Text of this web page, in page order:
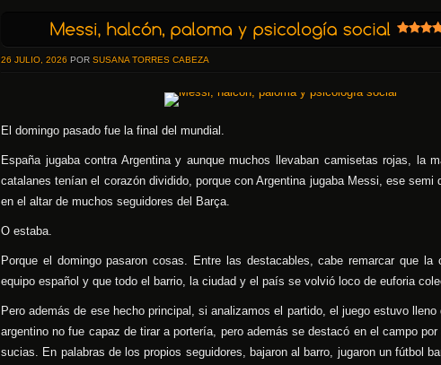
26 JULIO, 2026 POR SUSANA TORRES CABEZA
El domingo pasado fue la final del mundial.
España jugaba contra Argentina y aunque muchos llevaban camisetas rojas, la
catalanes tenían el corazón dividido, porque con Argentina jugaba Messi, ese semi
en el altar de muchos seguidores del Barça.
O estaba.
Porque el domingo pasaron cosas. Entre las destacables, cabe remarcar que la
equipo español y que todo el barrio, la ciudad y el país se volvió loco de euforia
Pero además de ese hecho principal, si analizamos el partido, el juego estuvo
argentino no fue capaz de tirar a portería, pero además se destacó en el campo
sucias. En palabras de los propios seguidores, bajaron al barro, jugaron un fútbol